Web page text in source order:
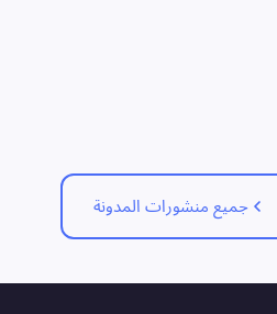
جميع منشورات المدونة